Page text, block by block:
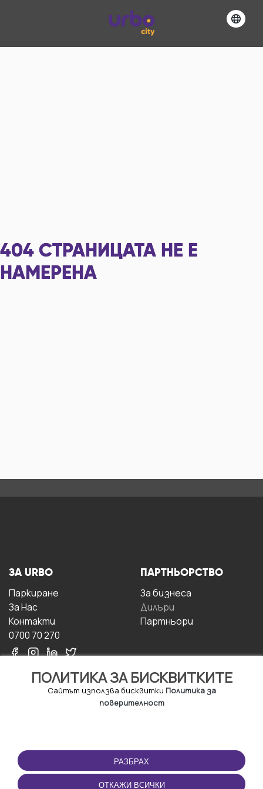
404 СТРАНИЦАТА НЕ Е
НАМЕРЕНА
ПОЛИТИКА ЗА БИСКВИТКИТЕ
Сайтът използва бисквитки Политика за
поверителност
РАЗБРАХ
ОТКАЖИ ВСИЧКИ
ЗА URBO
Паркиране
За Hас
Контакти
0700 70 270
ПАРТНЬОРСТВО
За бизнесa
Дилъри
Партньори
ПОЛЗВАНЕ
Правила и условия за
ползване
ПРИЛОЖЕНИЕТО